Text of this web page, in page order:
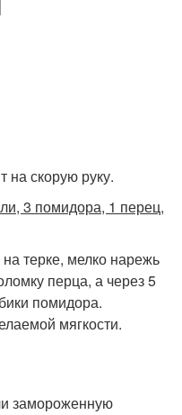
на скорую руку.
3 помидора, 1 перец,
терке, мелко нарежь
перца, а через 5
помидора.
мягкости.